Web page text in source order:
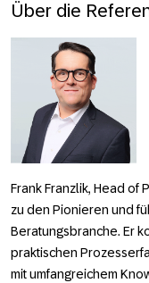
Über die
Frank Franzlik, Head of
zu den Pionieren und
Beratungsbranche. Er
praktischen
mit umfangreichem